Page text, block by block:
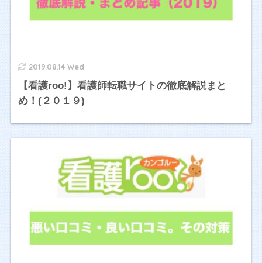
2019.08.14 Wed
【看護roo!】看護師転職サイトの徹底解説まと
め！(２０１９)